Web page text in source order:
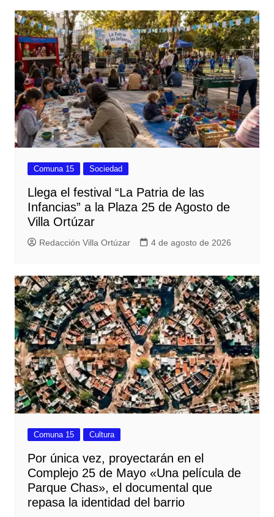
Comuna 15 Sociedad
Llega el festival “La Patria de las
Infancias” a la Plaza 25 de Agosto de
Villa Ortúzar
Redacción Villa Ortúzar 4 de agosto de 2026
Comuna 15 Cultura
Por única vez, proyectarán en el
Complejo 25 de Mayo «Una película de
Parque Chas», el documental que
repasa la identidad del barrio